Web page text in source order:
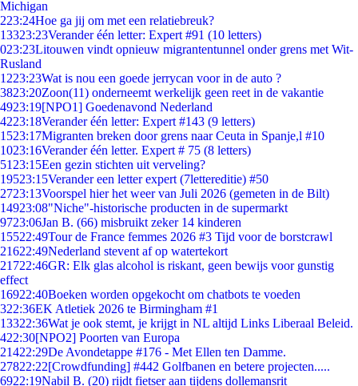
Michigan
223:24Hoe ga jij om met een relatiebreuk?
13323:23Verander één letter: Expert #91 (10 letters)
023:23Litouwen vindt opnieuw migrantentunnel onder grens met Wit-
Rusland
1223:23Wat is nou een goede jerrycan voor in de auto ?
3823:20Zoon(11) onderneemt werkelijk geen reet in de vakantie
4923:19[NPO1] Goedenavond Nederland
4223:18Verander één letter: Expert #143 (9 letters)
1523:17Migranten breken door grens naar Ceuta in Spanje,l #10
1023:16Verander één letter. Expert # 75 (8 letters)
51 23:15Een gezin stichten uit verveling?
19523:15Verander een letter expert (7lettereditie) #50
2723:13Voorspel hier het weer van Juli 2026 (gemeten in de Bilt)
14923:08"Niche"-historische producten in de supermarkt
9723:06Jan B. (66) misbruikt zeker 14 kinderen
15522:49Tour de France femmes 2026 #3 Tijd voor de borstcrawl
21622:49Nederland stevent af op watertekort
21722:46GR: Elk glas alcohol is riskant, geen bewijs voor gunstig
effect
16922:40Boeken worden opgekocht om chatbots te voeden
322:36EK Atletiek 2026 te Birmingham #1
13322:36Wat je ook stemt, je krijgt in NL altijd Links Liberaal Beleid.
422:30[NPO2] Poorten van Europa
21422:29De Avondetappe #176 - Met Ellen ten Damme.
27822:22[Crowdfunding] #442 Golfbanen en betere projecten.....
6922:19Nabil B. (20) rijdt fietser aan tijdens dollemansrit